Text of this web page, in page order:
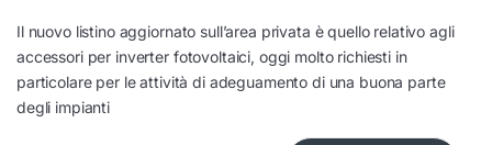
Il nuovo listino aggiornato sull’area privata è quello relativo agli
accessori per inverter fotovoltaici, oggi molto richiesti in
particolare per le attività di adeguamento di una buona parte
degli impianti